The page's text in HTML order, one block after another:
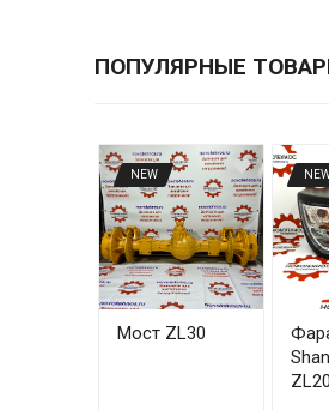
ПОПУЛЯРНЫЕ
NEW
Мост ZL30